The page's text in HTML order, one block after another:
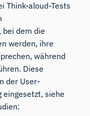
Think-aloud-Tests
bei dem die
werden, ihre
während
Diese
der User-
eingesetzt, siehe